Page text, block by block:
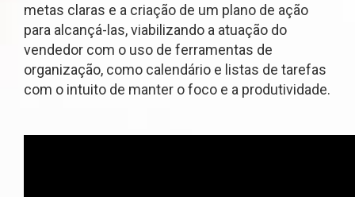
metas claras e a criação de um plano de ação
para alcançá-las, viabilizando a atuação do
vendedor com o uso de ferramentas de
organização, como calendário e listas de tarefas
com o intuito de manter o foco e a produtividade.